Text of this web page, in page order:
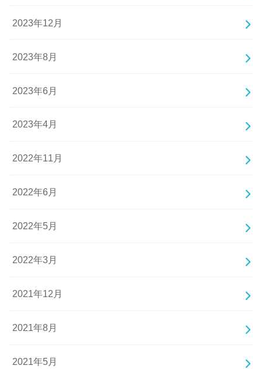
2023年12月
2023年8月
2023年6月
2023年4月
2022年11月
2022年6月
2022年5月
2022年3月
2021年12月
2021年8月
2021年5月